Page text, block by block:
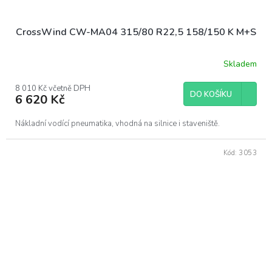
CrossWind CW-MA04 315/80 R22,5 158/150 K M+S
Skladem
8 010 Kč včetně DPH
6 620 Kč DO KOŠÍKU
Nákladní vodící pneumatika, vhodná na silnice i staveniště.
Kód: 3053